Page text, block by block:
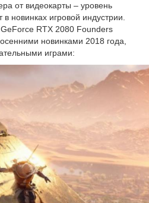
от видеокарты – уровень
новинках игровой индустрии.
RTX 2080 Founders
новинками 2018 года,
играми: